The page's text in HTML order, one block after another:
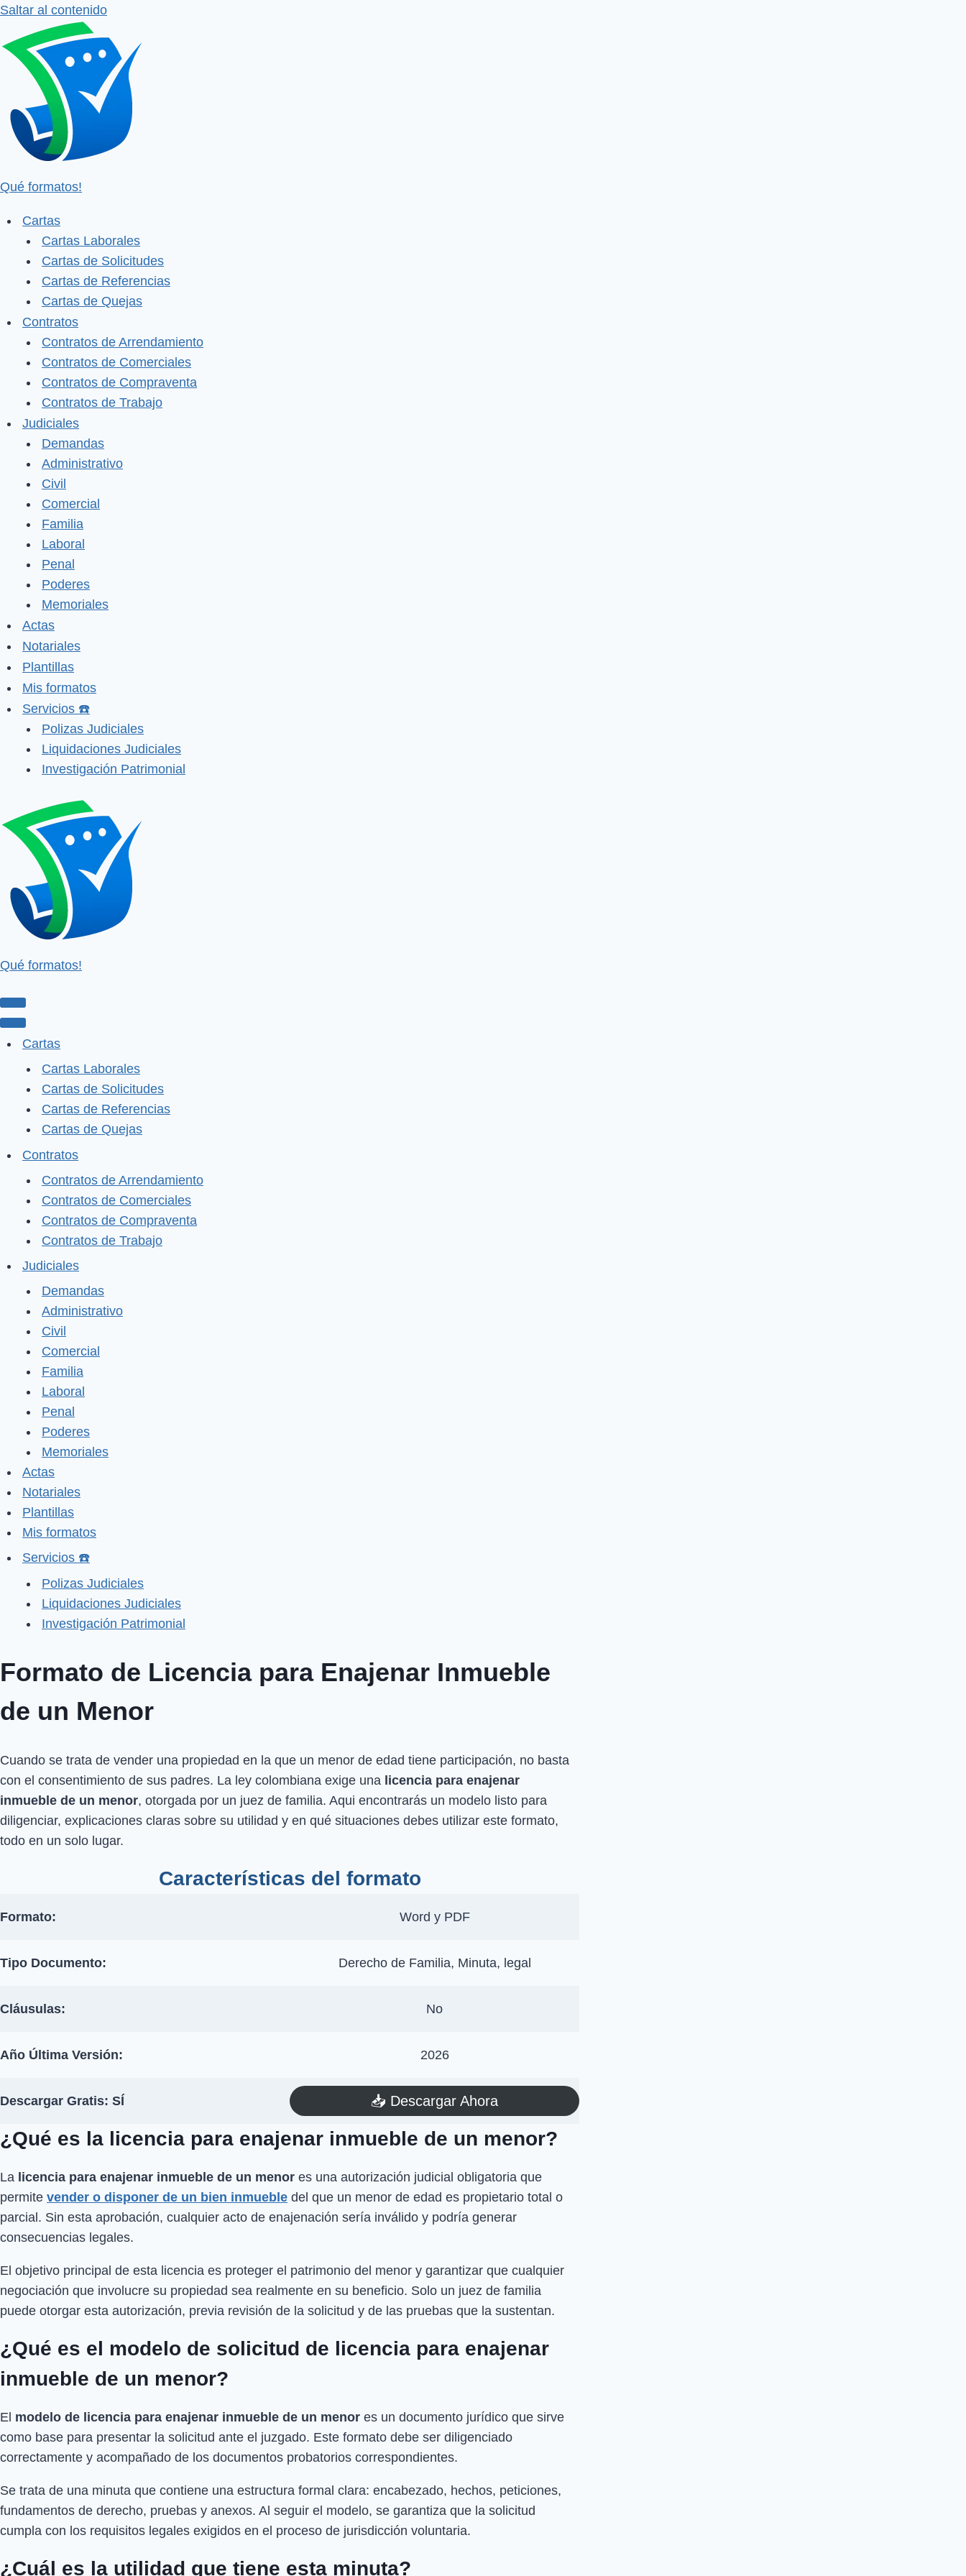
Saltar al contenido
Qué formatos!
Cartas
Cartas Laborales
Cartas de Solicitudes
Cartas de Referencias
Cartas de Quejas
Contratos
Contratos de Arrendamiento
Contratos de Comerciales
Contratos de Compraventa
Contratos de Trabajo
Judiciales
Demandas
Administrativo
Civil
Comercial
Familia
Laboral
Penal
Poderes
Memoriales
Actas
Notariales
Plantillas
Mis formatos
Servicios ☎️
Polizas Judiciales
Liquidaciones Judiciales
Investigación Patrimonial
Qué formatos!
Menú
de
navegación
Menú
de
navegación
Cartas
Cartas Laborales
Cartas de Solicitudes
Cartas de Referencias
Cartas de Quejas
Contratos
Contratos de Arrendamiento
Contratos de Comerciales
Contratos de Compraventa
Contratos de Trabajo
Judiciales
Demandas
Administrativo
Civil
Comercial
Familia
Laboral
Penal
Poderes
Memoriales
Actas
Notariales
Plantillas
Mis formatos
Servicios ☎️
Polizas Judiciales
Liquidaciones Judiciales
Investigación Patrimonial
Formato de Licencia para Enajenar Inmueble
de un Menor
Cuando se trata de vender una propiedad en la que un menor de edad tiene participación, no basta
con el consentimiento de sus padres. La ley colombiana exige una licencia para enajenar
inmueble de un menor, otorgada por un juez de familia. Aqui encontrarás un modelo listo para
diligenciar, explicaciones claras sobre su utilidad y en qué situaciones debes utilizar este formato,
todo en un solo lugar.
Características del formato
Formato: Word y PDF
Tipo Documento: Derecho de Familia, Minuta, legal
Cláusulas: No
Año Última Versión: 2026
Descargar Gratis: SÍ 📥​ Descargar Ahora
¿Qué es la licencia para enajenar inmueble de un menor?
La licencia para enajenar inmueble de un menor es una autorización judicial obligatoria que
permite vender o disponer de un bien inmueble del que un menor de edad es propietario total o
parcial. Sin esta aprobación, cualquier acto de enajenación sería inválido y podría generar
consecuencias legales.
El objetivo principal de esta licencia es proteger el patrimonio del menor y garantizar que cualquier
negociación que involucre su propiedad sea realmente en su beneficio. Solo un juez de familia
puede otorgar esta autorización, previa revisión de la solicitud y de las pruebas que la sustentan.
¿Qué es el modelo de solicitud de licencia para enajenar
inmueble de un menor?
El modelo de licencia para enajenar inmueble de un menor es un documento jurídico que sirve
como base para presentar la solicitud ante el juzgado. Este formato debe ser diligenciado
correctamente y acompañado de los documentos probatorios correspondientes.
Se trata de una minuta que contiene una estructura formal clara: encabezado, hechos, peticiones,
fundamentos de derecho, pruebas y anexos. Al seguir el modelo, se garantiza que la solicitud
cumpla con los requisitos legales exigidos en el proceso de jurisdicción voluntaria.
¿Cuál es la utilidad que tiene esta minuta?